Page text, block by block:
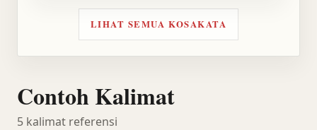
LIHAT SEMUA KOSAKATA
Contoh Kalimat
5 kalimat referensi